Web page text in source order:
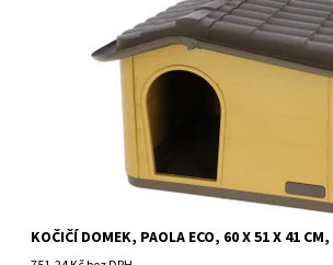
KOČIČÍ DOMEK, PAOLA ECO, 60 X 51 X 41